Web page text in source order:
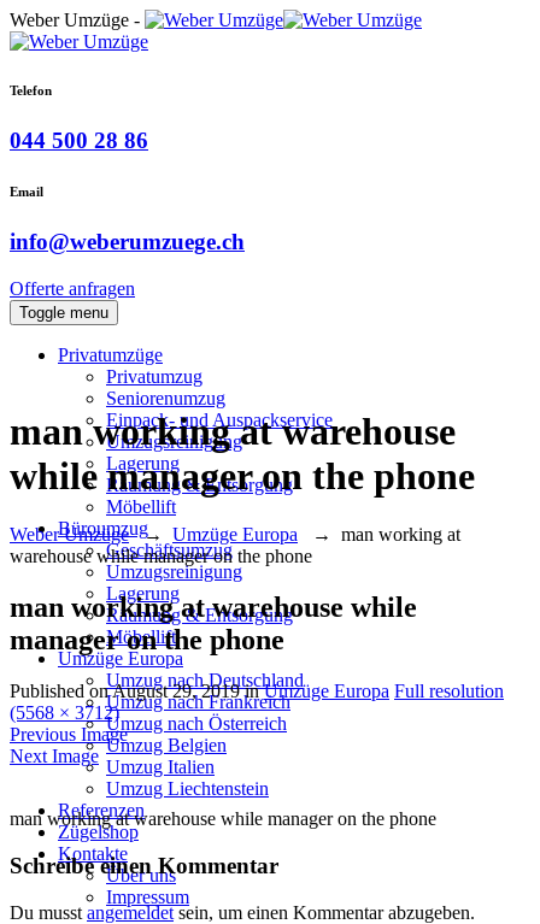
Weber Umzüge -
Telefon
044 500 28 86
Email
info@weberumzuege.ch
Offerte anfragen
Toggle menu
Privatumzüge
Privatumzug
Seniorenumzug
Einpack- und Auspackservice
Umzugsreinigung
Lagerung
Räumung & Entsorgung
Möbellift
Büroumzug
Geschäftsumzug
Umzugsreinigung
Lagerung
Räumung & Entsorgung
Möbellift
Umzüge Europa
Umzug nach Deutschland
Umzug nach Frankreich
Umzug nach Österreich
Umzug Belgien
Umzug Italien
Umzug Liechtenstein
Referenzen
Zügelshop
Kontakte
Über uns
Impressum
man working at warehouse
while manager on the phone
Weber Umzüge → Umzüge Europa → man working at
warehouse while manager on the phone
man working at warehouse while
manager on the phone
Published onAugust 29, 2019inUmzüge Europa Full resolution
(5568 × 3712)
Previous Image
Next Image
man working at warehouse while manager on the phone
Schreibe einen Kommentar
Du musst angemeldetsein, um einen Kommentar abzugeben.